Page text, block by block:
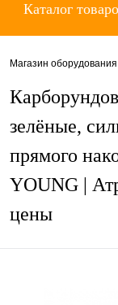
Каталог
Магазин
зелёные,
прямого
YOUNG |
цены